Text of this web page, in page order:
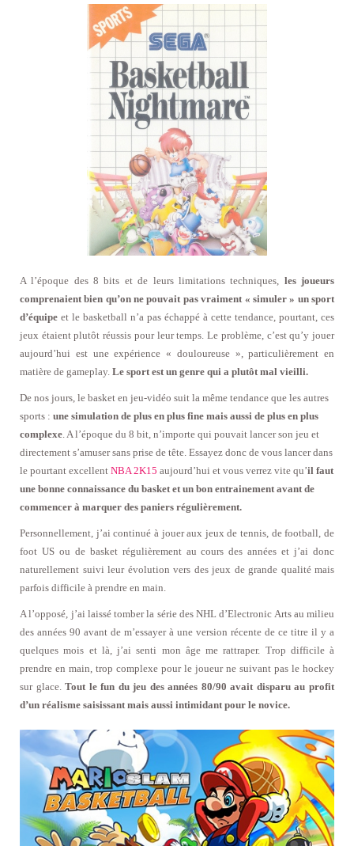
A l’époque des 8 bits et de leurs limitations techniques, les joueurs
comprenaient bien qu’on ne pouvait pas vraiment « simuler » un sport
d’équipe et le basketball n’a pas échappé à cette tendance, pourtant, ces
jeux étaient plutôt réussis pour leur temps. Le problème, c’est qu’y jouer
aujourd’hui est une expérience « douloureuse », particulièrement en
matière de gameplay. Le sport est un genre qui a plutôt mal vieilli.
De nos jours, le basket en jeu-vidéo suit la même tendance que les autres
sports : une simulation de plus en plus fine mais aussi de plus en plus
complexe. A l’époque du 8 bit, n’importe qui pouvait lancer son jeu et
directement s’amuser sans prise de tête. Essayez donc de vous lancer dans
le pourtant excellent NBA 2K15 aujourd’hui et vous verrez vite qu’il faut
une bonne connaissance du basket et un bon entrainement avant de
commencer à marquer des paniers régulièrement.
Personnellement, j’ai continué à jouer aux jeux de tennis, de football, de
foot US ou de basket régulièrement au cours des années et j’ai donc
naturellement suivi leur évolution vers des jeux de grande qualité mais
parfois difficile à prendre en main.
A l’opposé, j’ai laissé tomber la série des NHL d’Electronic Arts au milieu
des années 90 avant de m’essayer à une version récente de ce titre il y a
quelques mois et là, j’ai senti mon âge me rattraper. Trop difficile à
prendre en main, trop complexe pour le joueur ne suivant pas le hockey
sur glace.Tout le fun du jeu des années 80/90 avait disparu au profit
d’un réalisme saisissant mais aussi intimidant pour le novice.